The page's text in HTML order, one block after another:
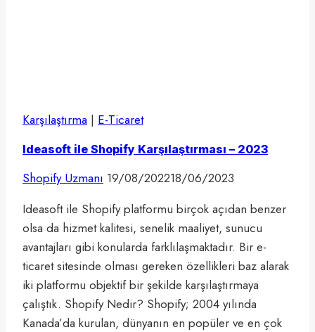
Karşılaştırma | E-Ticaret
Ideasoft ile Shopify Karşılaştırması – 2023
Shopify Uzmanı 19/08/202218/06/2023
Ideasoft ile Shopify platformu birçok açıdan benzer
olsa da hizmet kalitesi, senelik maaliyet, sunucu
avantajları gibi konularda farklılaşmaktadır. Bir e-
ticaret sitesinde olması gereken özellikleri baz alarak
iki platformu objektif bir şekilde karşılaştırmaya
çalıştık. Shopify Nedir? Shopify; 2004 yılında
Kanada’da kurulan, dünyanın en popüler ve en çok